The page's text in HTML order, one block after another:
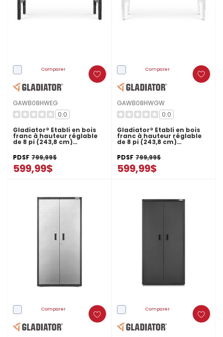
Comparer
GAWB08HWEG
0.0
Gladiator® Établi en bois
franc à hauteur réglable
de 8 pi (243,8 cm)
GAWB08HWEG
PDSF 799,99$
599,99$
Comparer
GAWB08HWGW
0.0
Gladiator® Établi en bois
franc à hauteur réglable
de 8 pi (243,8 cm)
GAWB08HWGW
PDSF 799,99$
599,99$
Comparer Comparer